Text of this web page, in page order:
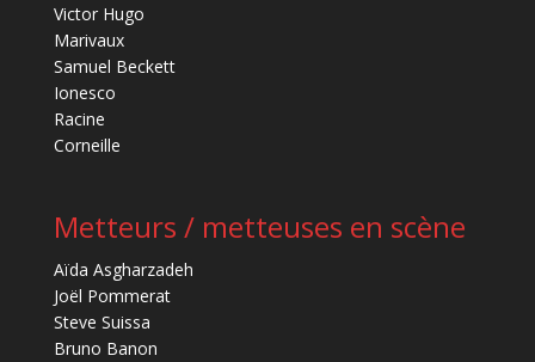
Victor Hugo
Marivaux
Samuel Beckett
Ionesco
Racine
Corneille
Metteurs / metteuses en scène
Aïda Asgharzadeh
Joël Pommerat
Steve Suissa
Bruno Banon